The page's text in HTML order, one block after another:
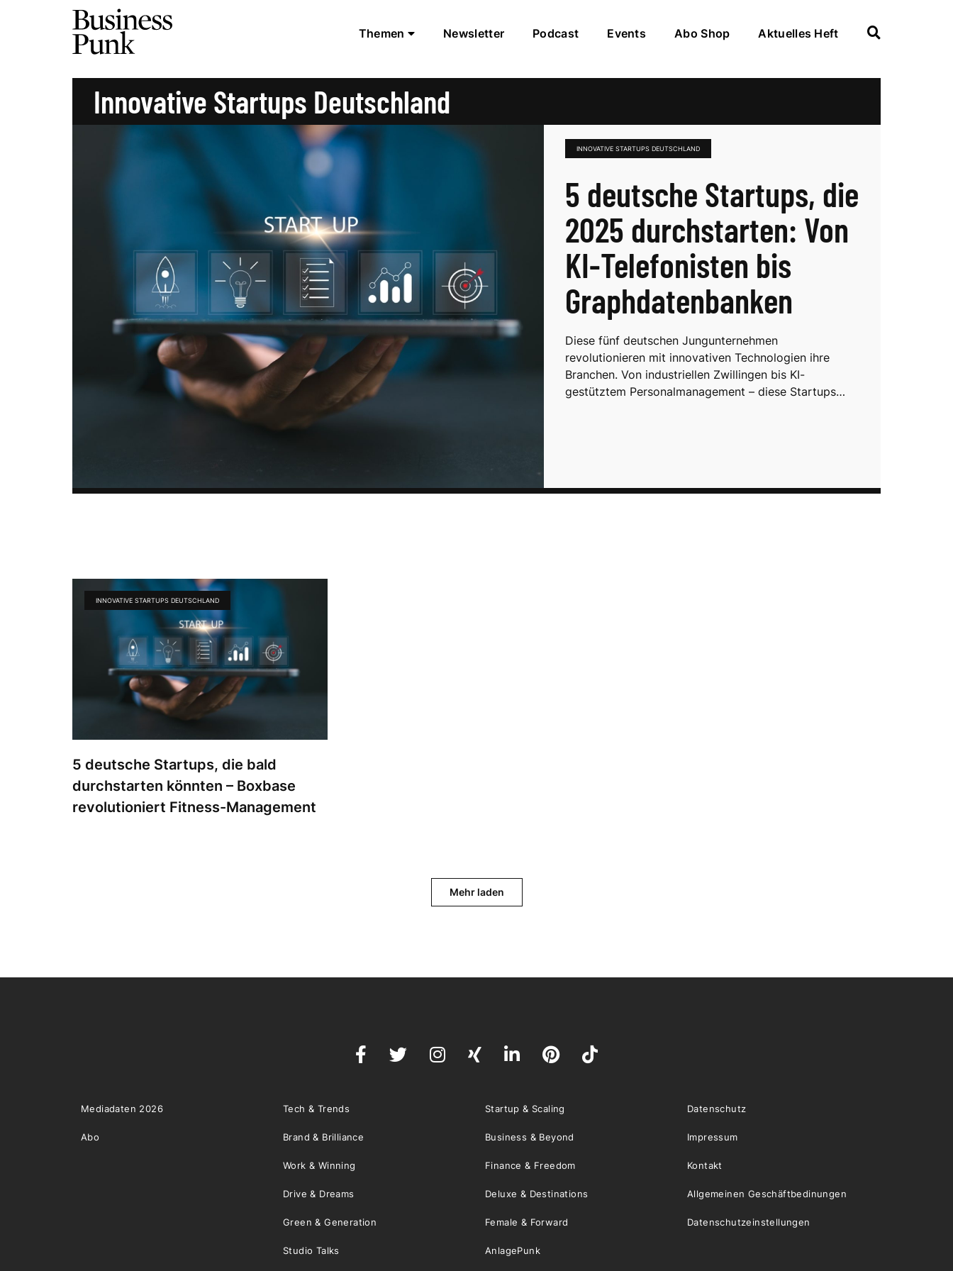
Themen Newsletter Podcast Events Abo Shop Aktuelles Heft
Innovative Startups Deutschland
INNOVATIVE STARTUPS DEUTSCHLAND
5 deutsche Startups, die
2025 durchstarten: Von
KI-Telefonisten bis
Graphdatenbanken
Diese fünf deutschen Jungunternehmen
revolutionieren mit innovativen Technologien ihre
Branchen. Von industriellen Zwillingen bis KI-
gestütztem Personalmanagement – diese Startups…
5 deutsche Startups, die bald
durchstarten könnten – Boxbase
revolutioniert Fitness-Management
INNOVATIVE STARTUPS DEUTSCHLAND
Mehr laden
Mediadaten 2026
Abo
Tech & Trends Startup & Scaling
Brand & Brilliance Business & Beyond
Work & Winning Finance & Freedom
Drive & Dreams Deluxe & Destinations
Green & Generation Female & Forward
Studio Talks AnlagePunk
Datenschutz
Impressum
Kontakt
Allgemeinen Geschäftbedinungen
Datenschutzeinstellungen